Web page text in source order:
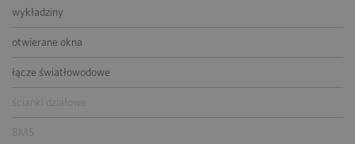
wykładziny
otwierane okna
łącze światłowodowe
ścianki działowe
BMS